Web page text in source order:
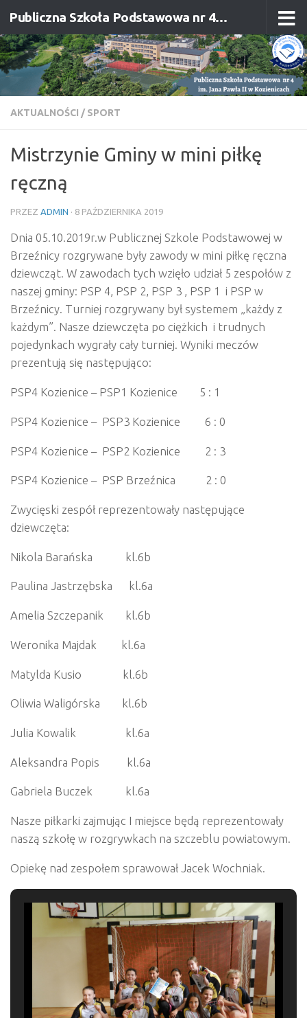
Przejdź do treści Publiczna Szkoła Podstawowa nr 4 im. Jana Pawła II w Kozienicach
AKTUALNOŚCI / SPORT
Mistrzynie Gminy w mini piłkę
ręczną
PRZEZ ADMIN · 8 PAŹDZIERNIKA 2019
Dnia 05.10.2019r.w Publicznej Szkole Podstawowej w
Brzeźnicy rozgrywane były zawody w mini piłkę ręczna
dziewcząt. W zawodach tych wzięło udział 5 zespołów z
naszej gminy: PSP 4, PSP 2, PSP 3 , PSP 1 i PSP w
Brzeźnicy. Turniej rozgrywany był systemem „każdy z
każdym”. Nasze dziewczęta po ciężkich i trudnych
pojedynkach wygrały cały turniej. Wyniki meczów
prezentują się następująco:
PSP4 Kozienice – PSP1 Kozienice 5 : 1
PSP4 Kozienice – PSP3 Kozienice 6 : 0
PSP4 Kozienice – PSP2 Kozienice 2 : 3
PSP4 Kozienice – PSP Brzeźnica 2 : 0
Zwycięski zespół reprezentowały następujące
dziewczęta:
Nikola Barańska kl.6b
Paulina Jastrzębska kl.6a
Amelia Szczepanik kl.6b
Weronika Majdak kl.6a
Matylda Kusio kl.6b
Oliwia Waligórska kl.6b
Julia Kowalik kl.6a
Aleksandra Popis kl.6a
Gabriela Buczek kl.6a
Nasze piłkarki zajmując I miejsce będą reprezentowały
naszą szkołę w rozgrywkach na szczeblu powiatowym.
Opiekę nad zespołem sprawował Jacek Wochniak.